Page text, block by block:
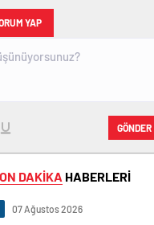
YAP
GÖNDER
DAKİKA HABERLERİ
07 Ağustos 2026